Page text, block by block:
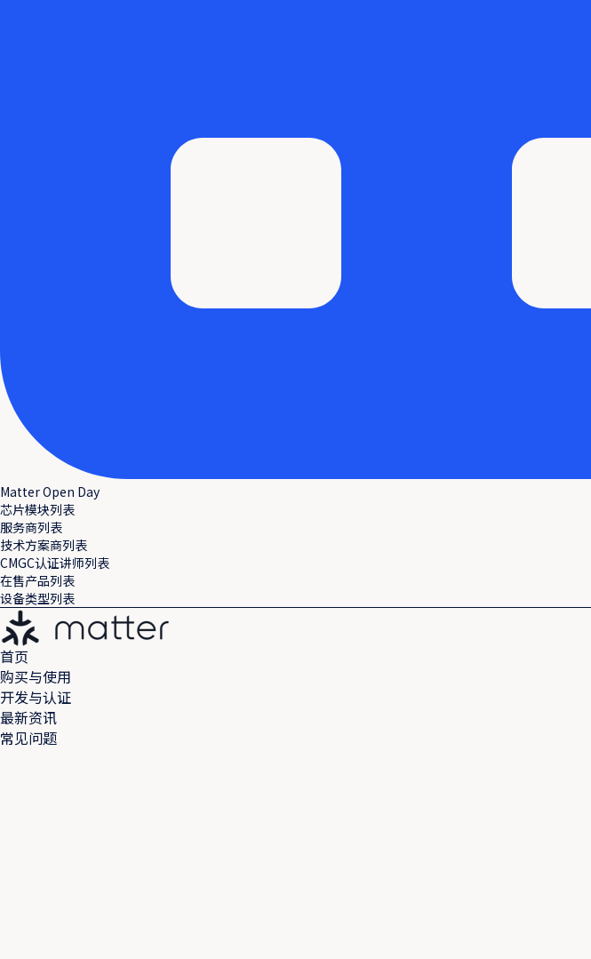
Matter Open Day
芯片模块列表
服务商列表
技术方案商列表
CMGC认证讲师列表
在售产品列表
设备类型列表
首页
购买与使用
开发与认证
最新资讯
常见问题